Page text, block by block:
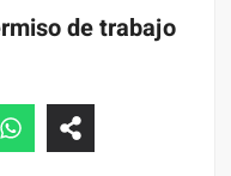
de trabajo